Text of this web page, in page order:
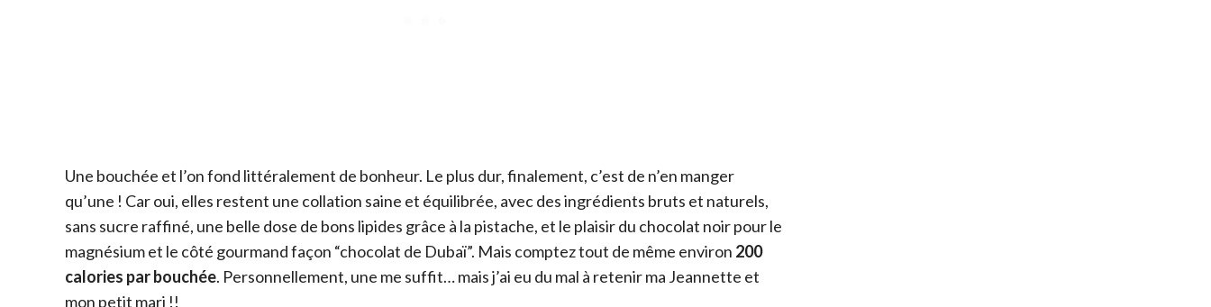
Une bouchée et l’on fond littéralement de bonheur. Le plus dur, finalement, c’est de n’en manger
qu’une ! Car oui, elles restent une collation saine et équilibrée, avec des ingrédients bruts et naturels,
sans sucre raffiné, une belle dose de bons lipides grâce à la pistache, et le plaisir du chocolat noir pour le
magnésium et le côté gourmand façon “chocolat de Dubaï”. Mais comptez tout de même environ 200
calories par bouchée. Personnellement, une me suffit… mais j’ai eu du mal à retenir ma Jeannette et
mon petit mari !!